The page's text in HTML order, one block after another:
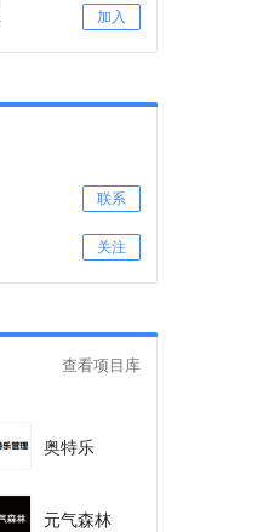
加入
联系
关注
查看项目库
奥特乐
元气森林